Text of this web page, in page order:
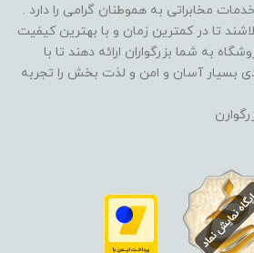
مخابراتی به هموطنان گرامی را دارد .
تا در کمترین زمان و با بهترین کیفیت
به شما بزرگواران ارائه دهند تا با
بسیار آسان و امن و لذت بخش را تجربه